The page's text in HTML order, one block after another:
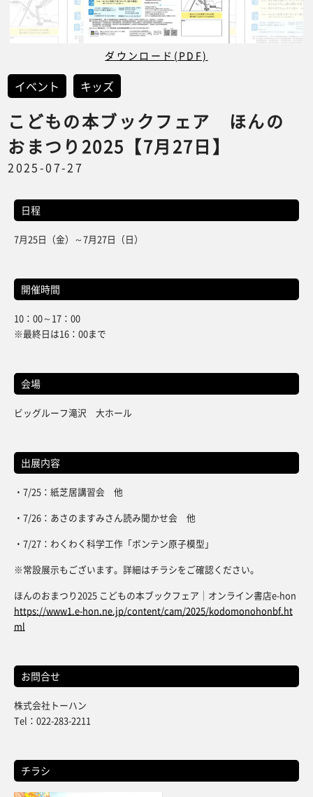
ダウンロード(PDF)
イベント キッズ
こどもの本ブックフェア ほんの
おまつり2025【7月27日】
2025-07-27
日程
7月25日（金）～7月27日（日）
開催時間
10：00～17：00
※最終日は16：00まで
会場
ビッグルーフ滝沢 大ホール
出展内容
・7/25：紙芝居講習会 他
・7/26：あさのますみさん読み聞かせ会 他
・7/27：わくわく科学工作「ボンテン原子模型」
※常設展示もございます。詳細はチラシをご確認ください。
ほんのおまつり2025 こどもの本ブックフェア│オンライン書店e-hon
https://www1.e-hon.ne.jp/content/cam/2025/kodomonohonbf.ht
ml
お問合せ
株式会社トーハン
Tel：022-283-2211
チラシ